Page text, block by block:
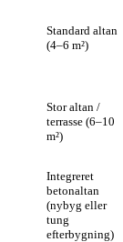
Standard altan
(4–6 m²)
Stor altan /
terrasse (6–10
m²)
Integreret
betonaltan
(nybyg eller
tung
efterbygning)